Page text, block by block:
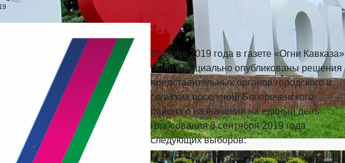
20 июня 2019 года в газете «Огни Кавказа»
были официально опубликованы решения
представительных органов городского и
сельских поселений Белореченского
района о назначении на единый день
голосования 8 сентября 2019 года
следующих выборов:
1. Выборы главы Великовечненского